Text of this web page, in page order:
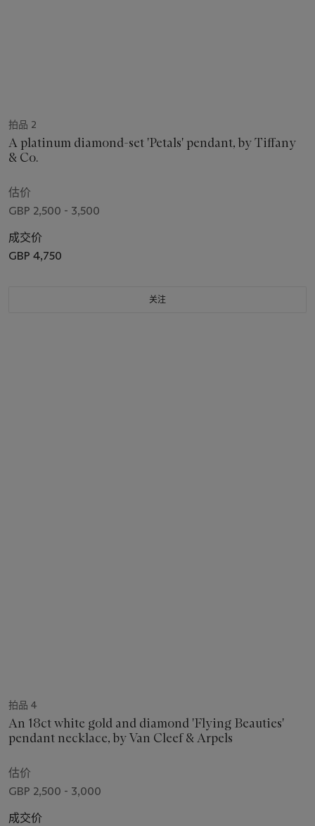
拍品 2
A platinum diamond-set 'Petals' pendant, by Tiffany
& Co.
估价
GBP 2,500 - 3,500
成交价
GBP 4,750
关注
拍品 4
An 18ct white gold and diamond 'Flying Beauties'
pendant necklace, by Van Cleef & Arpels
估价
GBP 2,500 - 3,000
成交价